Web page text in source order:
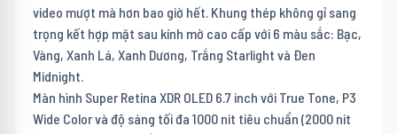
video mượt mà hơn bao giờ hết. Khung thép không gỉ sang
trọng kết hợp mặt sau kính mờ cao cấp với 6 màu sắc: Bạc,
Vàng, Xanh Lá, Xanh Dương, Trắng Starlight và Đen
Midnight.
Màn hình Super Retina XDR OLED 6.7 inch với True Tone, P3
Wide Color và độ sáng tối đa 1000 nit tiêu chuẩn (2000 nit